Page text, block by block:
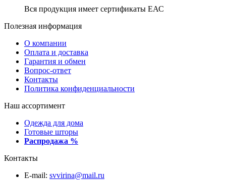
Вся продукция имеет сертификаты ЕАС
Полезная информация
О компании
Оплата и доставка
Гарантия и обмен
Вопрос-ответ
Контакты
Политика конфиденциальности
Наш ассортимент
Одежда для дома
Готовые шторы
Распродажа %
Контакты
E-mail: svvirina@mail.ru